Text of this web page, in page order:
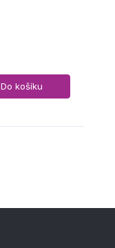
Do košíku